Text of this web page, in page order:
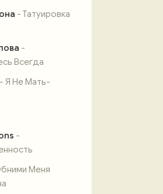
- Татуировка
-
Всегда
- Я Не Мать-
-
Меня